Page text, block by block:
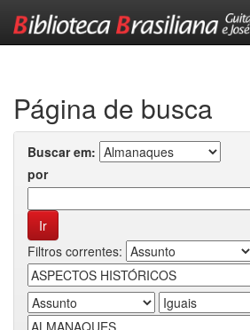
Página de busca
Buscar em:
por
Filtros correntes: